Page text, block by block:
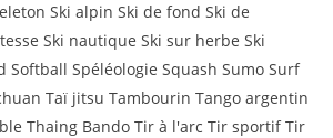
Ski alpin Ski de fond Ski de
Ski nautique Ski sur herbe Ski
Softball Spéléologie Squash Sumo Surf
Taï jitsu Tambourin Tango argentin
Thaing Bando Tir à l'arc Tir sportif Tir